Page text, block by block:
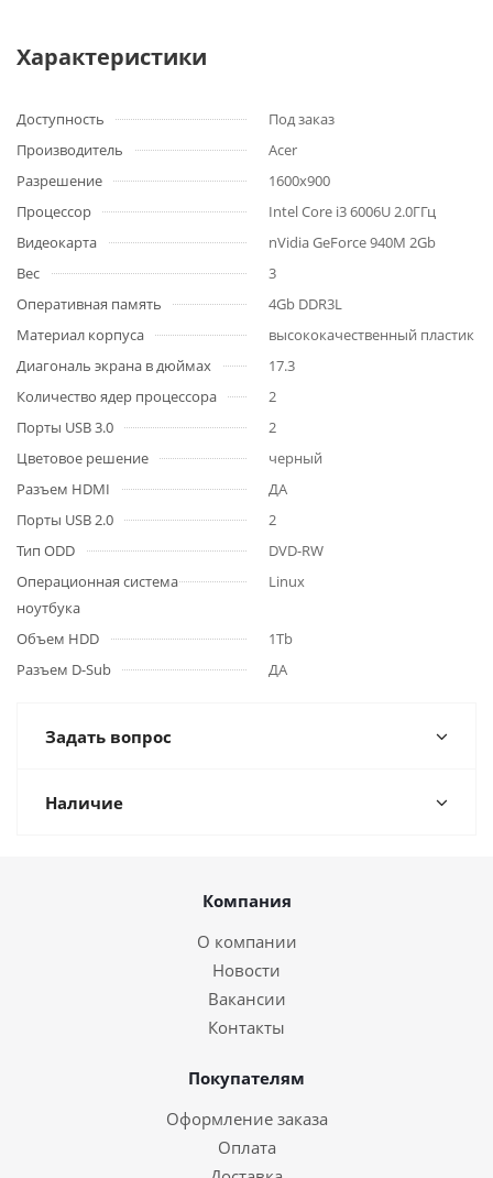
Характеристики
Доступность
Под заказ
Производитель
Acer
Разрешение
1600x900
Процессор
Intel Core i3 6006U 2.0ГГц
Видеокарта
nVidia GeForce 940M 2Gb
Вес
3
Оперативная память
4Gb DDR3L
Материал корпуса
высококачественный пластик
Диагональ экрана в дюймах
17.3
Количество ядер процессора
2
Порты USB 3.0
2
Цветовое решение
черный
Разъем HDMI
ДА
Порты USB 2.0
2
Тип ODD
DVD-RW
Операционная система
ноутбука
Linux
Объем HDD
1Tb
Разъем D-Sub
ДА
Задать вопрос
Наличие
Компания
О компании
Новости
Вакансии
Контакты
Покупателям
Оформление заказа
Оплата